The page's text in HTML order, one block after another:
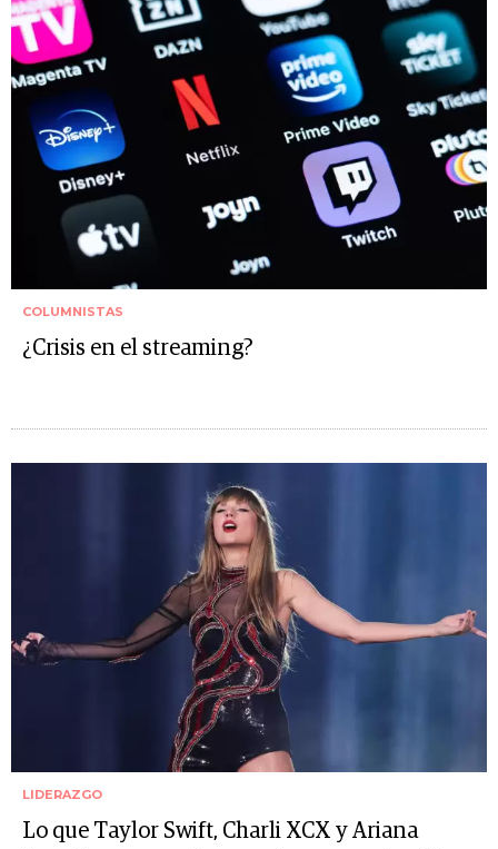
COLUMNISTAS
¿Crisis en el streaming?
LIDERAZGO
Lo que Taylor Swift, Charli XCX y Ariana